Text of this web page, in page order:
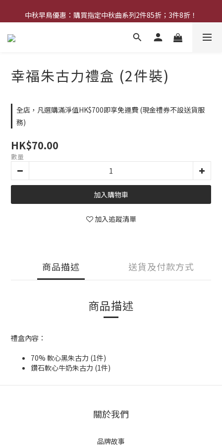
中秋早鳥優惠：購買中秋禮券可享8折優惠
中秋早鳥優惠：購買指定中秋曲系列2件85折；3件8折！
網店限定︰現金禮券買20張送2張！
幸福朱古力禮盒 (2件裝)
全店，凡選購滿淨值HK$700即享免運費 (現金禮券不設送貨服
務)
HK$70.00
數量
加入購物車
加入追蹤清單
商品描述 送貨及付款方式
商品描述
禮盒內容：
70% 軟心黑朱古力 (1件)
鑽石軟心牛奶朱古力 (1件)
關於我們
品牌故事